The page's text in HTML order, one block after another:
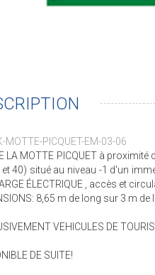
MOTTE-PICQUET-EM-03-06
LA MOTTE PICQUET à proximité
et 40) situé au niveau -1 d'un
ÉLECTRIQUE , accès et
8,65 m de long sur 3 m de
VEHICULES DE
DE SUITE!